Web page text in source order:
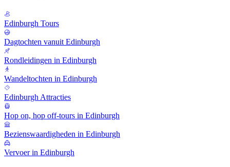
Edinburgh Tours
Dagtochten vanuit Edinburgh
Rondleidingen in Edinburgh
Wandeltochten in Edinburgh
Edinburgh Attracties
Hop on, hop off-tours in Edinburgh
Bezienswaardigheden in Edinburgh
Vervoer in Edinburgh